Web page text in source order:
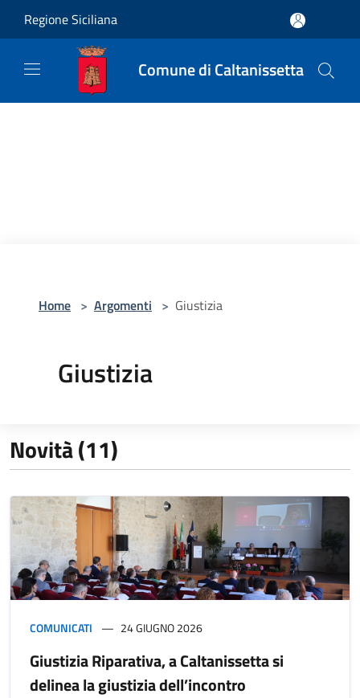
Regione Siciliana
Comune di Caltanissetta
Home > Argomenti > Giustizia
Giustizia
Novità (11)
COMUNICATI 24 GIUGNO 2026
Giustizia Riparativa, a Caltanissetta si
delinea la giustizia dell’incontro